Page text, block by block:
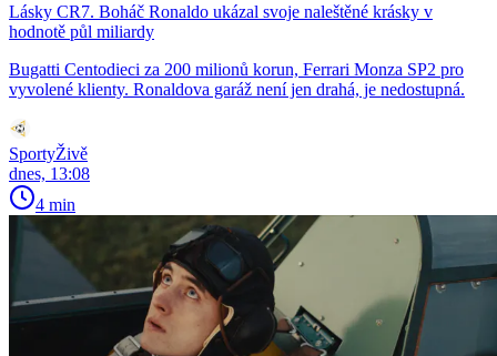
Lásky CR7. Boháč Ronaldo ukázal svoje naleštěné krásky v
hodnotě půl miliardy
Bugatti Centodieci za 200 milionů korun, Ferrari Monza SP2 pro
vyvolené klienty. Ronaldova garáž není jen drahá, je nedostupná.
SportyŽivě
dnes, 13:08
4 min